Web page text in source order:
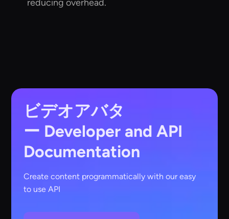
reducing overhead.
ビデオアバタ
ー Developer and API
Documentation
Create content programmatically with our easy
to use API